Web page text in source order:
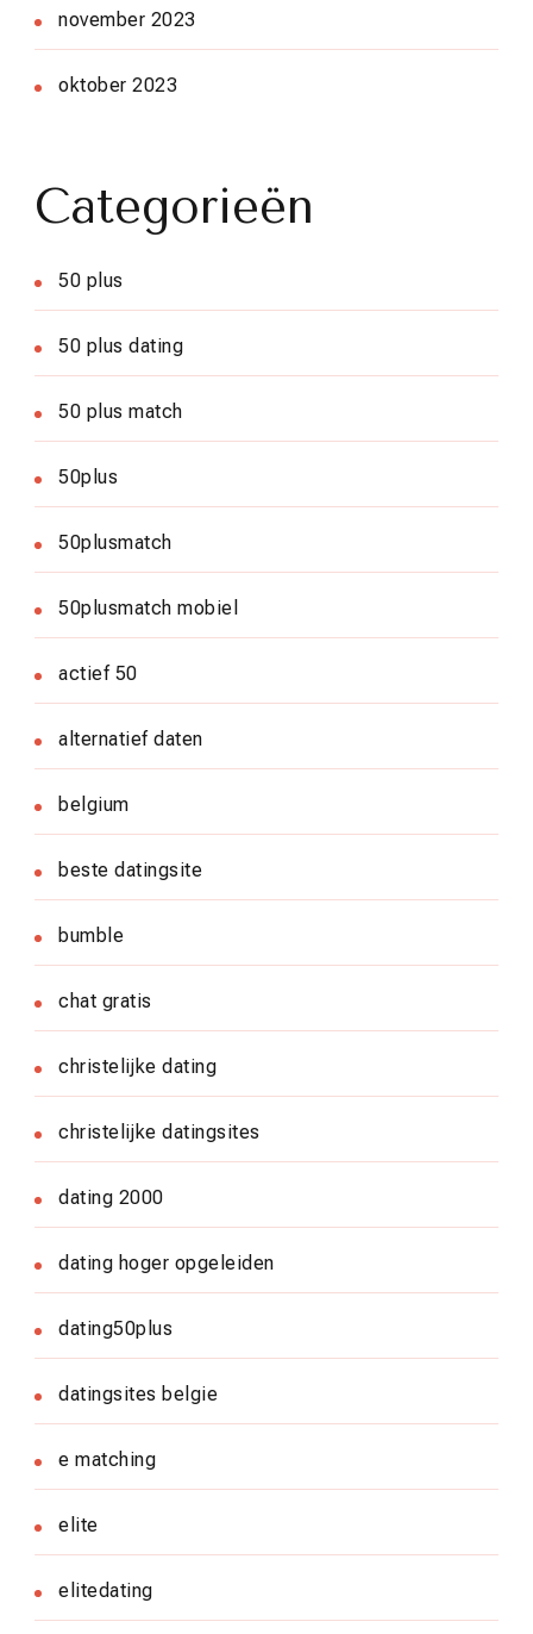
november 2023
oktober 2023
Categorieën
50 plus
50 plus dating
50 plus match
50plus
50plusmatch
50plusmatch mobiel
actief 50
alternatief daten
belgium
beste datingsite
bumble
chat gratis
christelijke dating
christelijke datingsites
dating 2000
dating hoger opgeleiden
dating50plus
datingsites belgie
e matching
elite
elitedating